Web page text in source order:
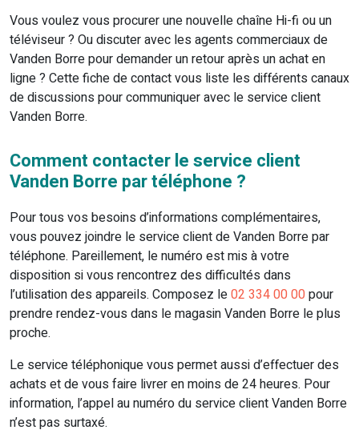
Vous voulez vous procurer une nouvelle chaîne Hi-fi ou un
téléviseur ? Ou discuter avec les agents commerciaux de
Vanden Borre pour demander un retour après un achat en
ligne ? Cette fiche de contact vous liste les différents canaux
de discussions pour communiquer avec le service client
Vanden Borre.
Comment contacter le service client
Vanden Borre par téléphone ?
Pour tous vos besoins d’informations complémentaires,
vous pouvez joindre le service client de Vanden Borre par
téléphone. Pareillement, le numéro est mis à votre
disposition si vous rencontrez des difficultés dans
l’utilisation des appareils. Composez le02 334 00 00pour
prendre rendez-vous dans le magasin Vanden Borre le plus
proche.
Le service téléphonique vous permet aussi d’effectuer des
achats et de vous faire livrer en moins de 24 heures. Pour
information, l’appel au numéro du service client Vanden Borre
n’est pas surtaxé.